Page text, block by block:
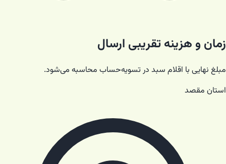
زمان و هزینه تقریبی ارسال
مبلغ نهایی با اقلام سبد در تسویه‌حساب محاسبه می‌شود.
استان مقصد